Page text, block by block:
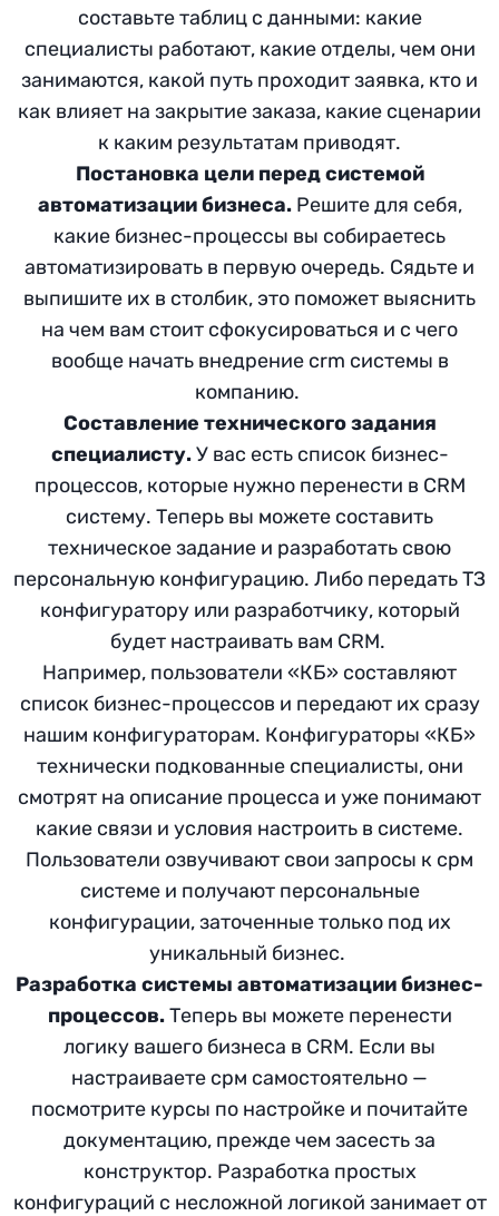
составьте таблиц с данными: какие
специалисты работают, какие отделы, чем они
занимаются, какой путь проходит заявка, кто и
как влияет на закрытие заказа, какие сценарии
к каким результатам приводят.
Постановка цели перед системой
автоматизации бизнеса.Решите для себя,
какие бизнес-процессы вы собираетесь
автоматизировать в первую очередь. Сядьте и
выпишите их в столбик, это поможет выяснить
на чем вам стоит сфокусироваться и с чего
вообще начать внедрение crm системы в
компанию.
Составление технического задания
специалисту.У вас есть список бизнес-
процессов, которые нужно перенести в CRM
систему. Теперь вы можете составить
техническое задание и разработать свою
персональную конфигурацию. Либо передать ТЗ
конфигуратору или разработчику, который
будет настраивать вам CRM.
Например, пользователи «КБ» составляют
список бизнес-процессов и передают их сразу
нашим конфигураторам. Конфигураторы «КБ»
технически подкованные специалисты, они
смотрят на описание процесса и уже понимают
какие связи и условия настроить в системе.
Пользователи озвучивают свои запросы к срм
системе и получают персональные
конфигурации, заточенные только под их
уникальный бизнес.
Разработка системы автоматизации бизнес-
процессов.Теперь вы можете перенести
логику вашего бизнеса в CRM. Если вы
настраиваете срм самостоятельно —
посмотрите курсы по настройке и почитайте
документацию, прежде чем засесть за
конструктор. Разработка простых
конфигураций с несложной логикой занимает от